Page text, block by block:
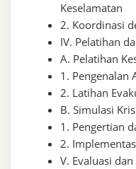
Keselamatan
2. Koordinasi
IV. Pelatihan
A. Pelatihan
1. Pengenalan
2. Latihan
B. Simulasi
1. Pengertian
2.
V. Evaluasi